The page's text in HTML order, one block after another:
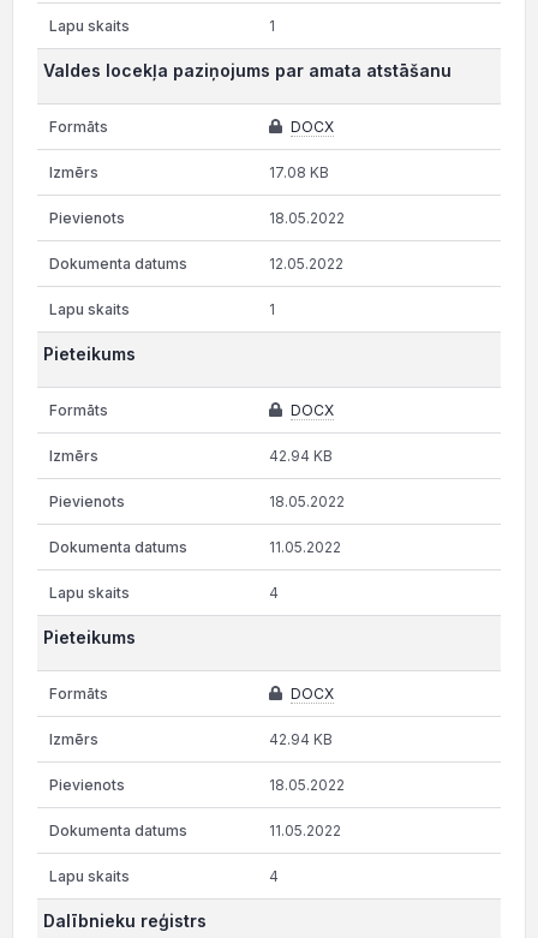
1
Valdes locekļa paziņojums par amata atstāšanu
DOCX
17.08 KB
18.05.2022
12.05.2022
1
Pieteikums
DOCX
42.94 KB
18.05.2022
11.05.2022
4
Pieteikums
DOCX
42.94 KB
18.05.2022
11.05.2022
4
Dalībnieku reģistrs